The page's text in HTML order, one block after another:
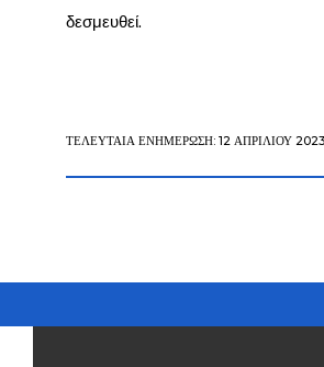
δεσμευθεί.
ΤΕΛΕΥΤΑΊΑ ΕΝΗΜΈΡΩΣΗ: 12 ΑΠΡΙΛΊΟΥ 2023